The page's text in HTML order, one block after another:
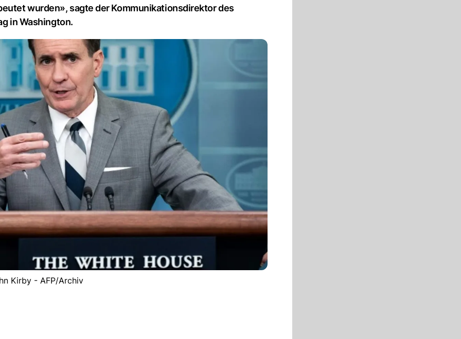
wurden», sagte der Kommunikationsdirektor des
in Washington.
Kirby - AFP/Archiv